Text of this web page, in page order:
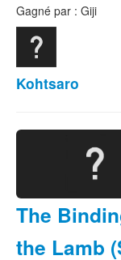
Gagné par : Giji
Kohtsaro
The
the Lamb